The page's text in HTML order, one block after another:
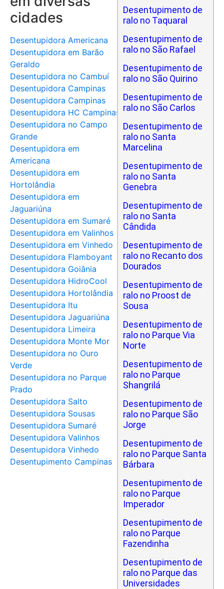
cidades
Desentupidora Americana
Desentupidora em Barão
Geraldo
Desentupidora no Cambuí
Desentupidora Campinas
Desentupidora Campinas
Desentupidora HC Campinas
Desentupidora no Campo
Grande
Desentupidora em
Americana
Desentupidora em
Hortolândia
Desentupidora em
Jaguariúna
Desentupidora em Sumaré
Desentupidora em Valinhos
Desentupidora em Vinhedo
Desentupidora Flamboyant
Desentupidora Goiânia
Desentupidora HidroCool
Desentupidora Hortolândia
Desentupidora Itu
Desentupidora Jaguariúna
Desentupidora Limeira
Desentupidora Monte Mor
Desentupidora no Ouro
Verde
Desentupidora no Parque
Prado
Desentupidora Salto
Desentupidora Sousas
Desentupidora Sumaré
Desentupidora Valinhos
Desentupidora Vinhedo
Desentupimento Campinas
Desentupimento de
ralo no Taquaral
Desentupimento de
ralo no São Rafael
Desentupimento de
ralo no São Quirino
Desentupimento de
ralo no São Carlos
Desentupimento de
ralo no Santa
Marcelina
Desentupimento de
ralo no Santa
Genebra
Desentupimento de
ralo no Santa
Cândida
Desentupimento de
ralo no Recanto dos
Dourados
Desentupimento de
ralo no Proost de
Sousa
Desentupimento de
ralo no Parque Via
Norte
Desentupimento de
ralo no Parque
Shangrilá
Desentupimento de
ralo no Parque São
Jorge
Desentupimento de
ralo no Parque Santa
Bárbara
Desentupimento de
ralo no Parque
Imperador
Desentupimento de
ralo no Parque
Fazendinha
Desentupimento de
ralo no Parque das
Universidades